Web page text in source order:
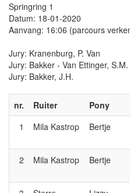
Springring 1
Datum: 18-01-2020
Aanvang: 16:06 (parcours
Jury: Kranenburg, P. Van
Jury: Bakker - Van Ettinger, S.M.
Jury: Bakker, J.H.
nr. Ruiter Pony
1
Mila Kastrop Bertje
2 Mila Kastrop Bertje